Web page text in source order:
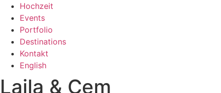
Hochzeit
Events
Portfolio
Destinations
Kontakt
English
Laila & Cem